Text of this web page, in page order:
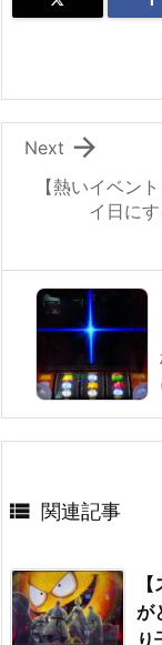
【熱いイベン
イ日に

Next
 関連記事
が
り